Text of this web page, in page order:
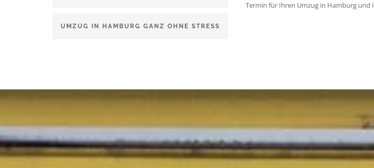
UMZUG IN HAMBURG GANZ OHNE STRESS
Termin für Ihren Umzug in Hamburg